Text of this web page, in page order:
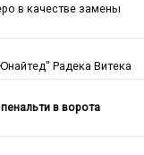
в качестве замены
Радека Витека
в ворота